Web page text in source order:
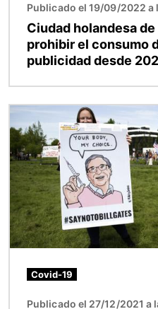
Publicado el 19/09/2022 a
Ciudad holandesa
prohibir el consumo
publicidad desde
Covid-19
Publicado el 27/12/2021 a